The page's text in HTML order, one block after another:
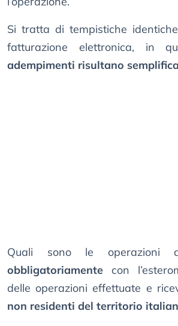
Si tratta di tempistiche
fatturazione elettronica, in
adempimenti risultano
Quali sono le operazioni
obbligatoriamente con
delle operazioni effettuate e
non residenti del territorio